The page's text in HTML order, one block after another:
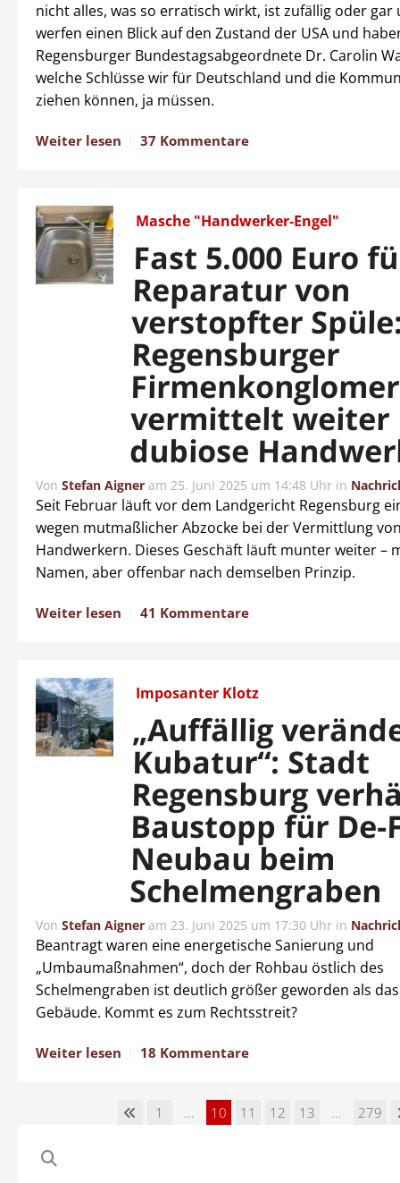
nicht alles, was so erratisch wirkt, ist zufällig oder gar
werfen einen Blick auf den Zustand der USA und
Regensburger Bundestagsabgeordnete Dr. Carolin
welche Schlüsse wir für Deutschland und die
ziehen können, ja müssen.
Weiter lesen 37 Kommentare
Masche "Handwerker-Engel"
Fast 5.000 Euro
Reparatur von
verstopfter
Regensburger
vermittelt weiter
dubiose
Von Stefan Aigner am 25. Juni 2025 um 14:48 Uhr in
Seit Februar läuft vor dem Landgericht Regensburg
wegen mutmaßlicher Abzocke bei der Vermittlung
Handwerkern. Dieses Geschäft läuft munter weiter –
Namen, aber offenbar nach demselben Prinzip.
Weiter lesen 41 Kommentare
Imposanter Klotz
„Auffällig
Kubatur“: Stadt
Regensburg
Baustopp für De-
Neubau beim
Schelmengraben
Von Stefan Aigner am 23. Juni 2025 um 17:30 Uhr in
Beantragt waren eine energetische Sanierung und
„Umbaumaßnahmen“, doch der Rohbau östlich des
Schelmengraben ist deutlich größer geworden als
Gebäude. Kommt es zum Rechtsstreit?
Weiter lesen 18 Kommentare
1 ... 10 11 12 13 ... 279